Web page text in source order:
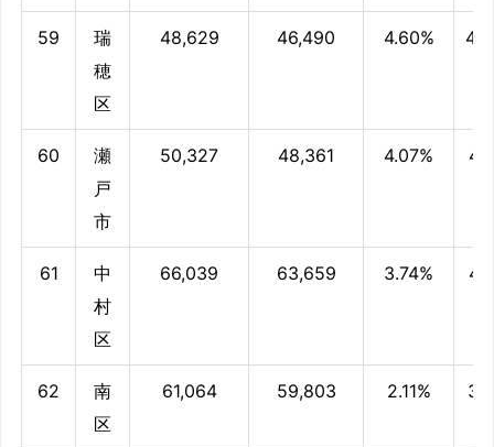
59
瑞
穂
区
48,629 46,490 4.60%
60
瀬
戸
市
50,327 48,361 4.07%
61
中
村
区
66,039 63,659 3.74%
62
南
区
61,064 59,803 2.11%